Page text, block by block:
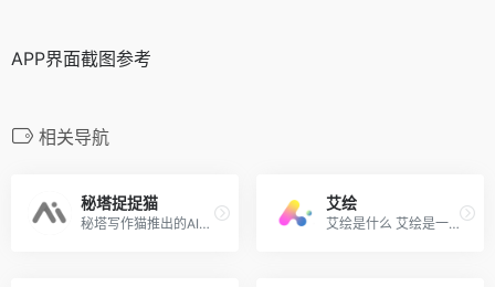
APP界面截图参考
相关导航
秘塔捉捉猫
秘塔写作猫推出的AI文字到图...
艾绘
艾绘是什么 艾绘是一站式AI绘...